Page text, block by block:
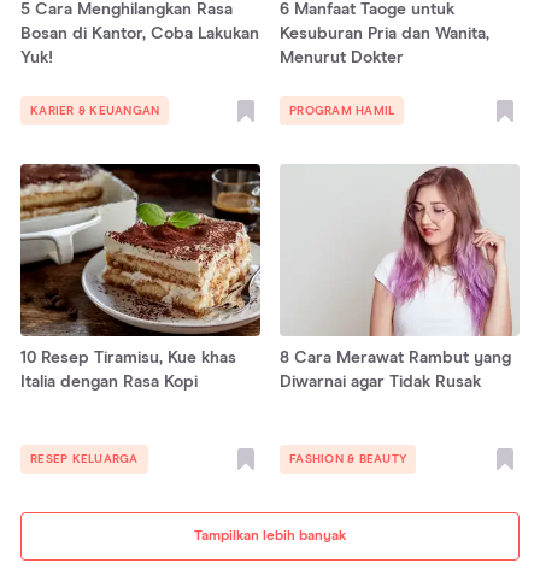
Tampilkan lebih banyak
5 Cara Menghilangkan Rasa
Bosan di Kantor, Coba Lakukan
Yuk!
KARIER & KEUANGAN
6 Manfaat Taoge untuk
Kesuburan Pria dan Wanita,
Menurut Dokter
PROGRAM HAMIL
10 Resep Tiramisu, Kue khas
Italia dengan Rasa Kopi
RESEP KELUARGA
8 Cara Merawat Rambut yang
Diwarnai agar Tidak Rusak
FASHION & BEAUTY